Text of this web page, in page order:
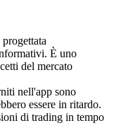
È uno
del mercato
nell'app sono
essere in ritardo.
di trading in tempo